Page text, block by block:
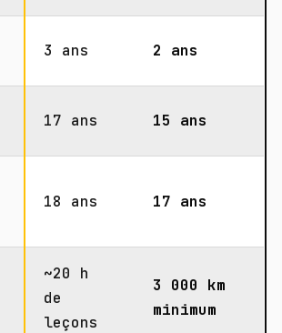
3 ans 2 ans
17 ans 15 ans
18 ans 17 ans
~20 h
de
leçons
3 000 km
minimum